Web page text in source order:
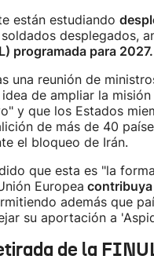
están estudiando
desplegados,
programada para 2027.
una reunión de
de ampliar la
y que los Estados
de más de 40
el bloqueo de Irán.
que esta es "la
Europea
además que
su aportación a
de la